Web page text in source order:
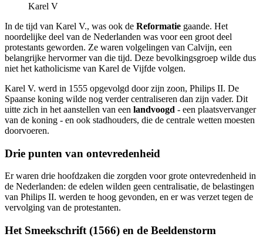
Karel V
In de tijd van Karel V., was ook de Reformatie gaande. Het
noordelijke deel van de Nederlanden was voor een groot deel
protestants geworden. Ze waren volgelingen van Calvijn, een
belangrijke hervormer van die tijd. Deze bevolkingsgroep wilde dus
niet het katholicisme van Karel de Vijfde volgen.
Karel V. werd in 1555 opgevolgd door zijn zoon, Philips II. De
Spaanse koning wilde nog verder centraliseren dan zijn vader. Dit
uitte zich in het aanstellen van een landvoogd - een plaatsvervanger
van de koning - en ook stadhouders, die de centrale wetten moesten
doorvoeren.
Drie punten van ontevredenheid
Er waren drie hoofdzaken die zorgden voor grote ontevredenheid in
de Nederlanden: de edelen wilden geen centralisatie, de belastingen
van Philips II. werden te hoog gevonden, en er was verzet tegen de
vervolging van de protestanten.
Het Smeekschrift (1566) en de Beeldenstorm